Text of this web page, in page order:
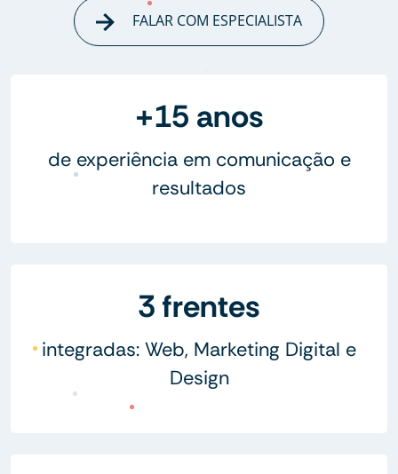
FALAR COM ESPECIALISTA
+15 anos
de experiência em comunicação e
resultados
3 frentes
integradas: Web, Marketing Digital e
Design